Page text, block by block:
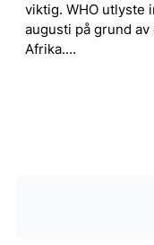
viktig. WHO utlyste
augusti på grund
Afrika.…